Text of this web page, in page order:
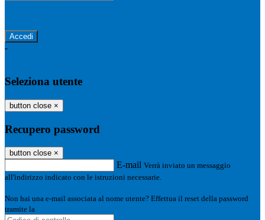
-
Seleziona utente
button close ×
Recupero password
button close ×
E-mail Verrà inviato un messaggio
all'indirizzo indicato con le istruzioni necessarie.
Non hai una e-mail associata al nome utente? Effettua il reset della password
tramite la